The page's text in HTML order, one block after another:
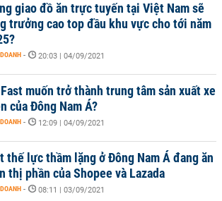
giao đồ ăn trực tuyến tại Việt Nam sẽ
trưởng cao top đầu khu vực cho tới năm
- 20:03 | 04/09/2021
muốn trở thành trung tâm sản xuất xe
của Đông Nam Á?
- 12:09 | 04/09/2021
thế lực thầm lặng ở Đông Nam Á đang ăn
thị phần của Shopee và Lazada
- 08:11 | 03/09/2021